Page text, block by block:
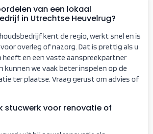
van een lokaal
in Utrechtse Heuvelrug?
kent de regio, werkt snel en is
overleg of nazorg. Dat is prettig als u
heeft en een vaste aanspreekpartner
kunnen we vaak beter inspelen op de
ter plaatse. Vraag gerust om advies of
stucwerk voor renovatie of